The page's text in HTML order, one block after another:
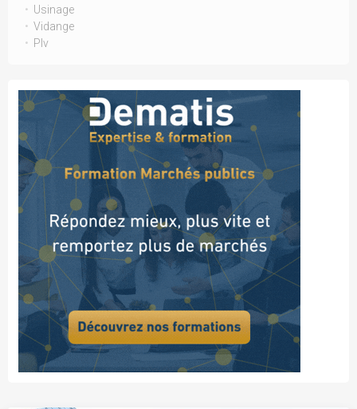
Usinage
Vidange
Plv